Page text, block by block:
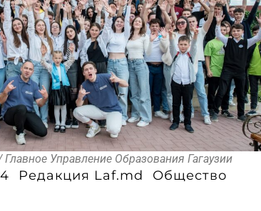
Управление Образования Гагаузии
Редакция Laf.md Общество